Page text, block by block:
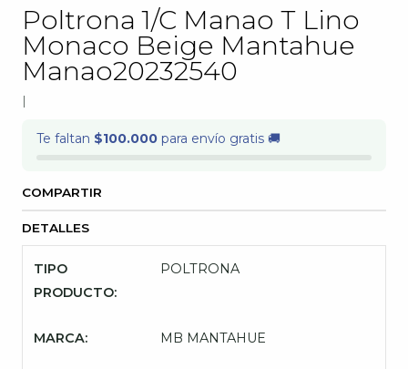
Poltrona 1/C Manao T Lino
Monaco Beige Mantahue
Manao20232540
|
Te faltan $100.000 para envío gratis 🚚
COMPARTIR
DETALLES
TIPO
PRODUCTO:
POLTRONA
MARCA: MB MANTAHUE